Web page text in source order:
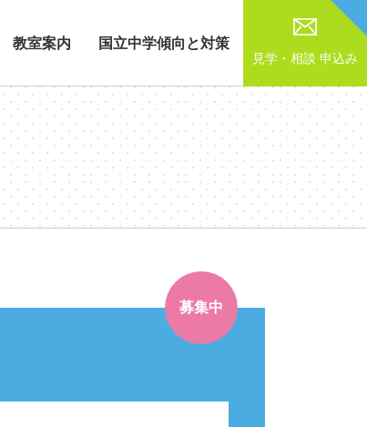
教室案内 国立中学傾向と対策
見学・相談 申込み
募集中